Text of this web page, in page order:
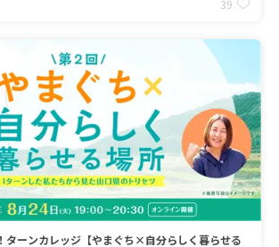
39
ターンカレッジ【やまぐち×自分らしく暮らせる